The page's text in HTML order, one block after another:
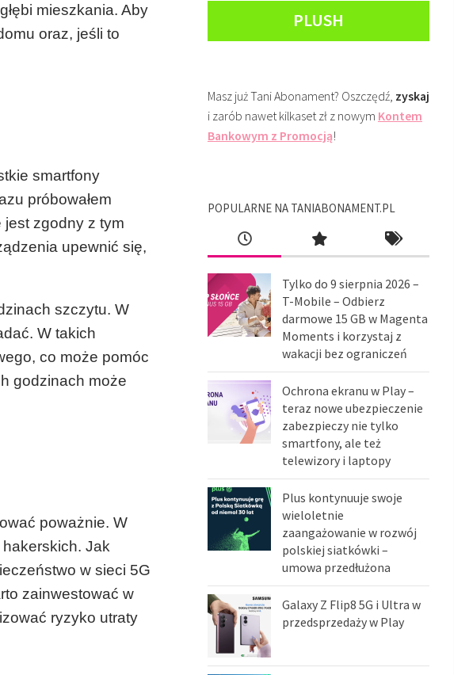
mieszkania. Aby
oraz, jeśli to
smartfony
próbowałem
zgodny z tym
upewnić się,
szczytu. W
W takich
co może pomóc
godzinach może
poważnie. W
Jak
w sieci 5G
zainwestować w
ryzyko utraty
PLUSH
Masz już Tani Abonament? Oszczędź, zyskaj
i zarób nawet kilkaset zł z nowym Kontem
Bankowym z Promocją!
POPULARNE NA TANIABONAMENT.PL
Tylko do 9 sierpnia 2026 –
T-Mobile – Odbierz
darmowe 15 GB w Magenta
Moments i korzystaj z
wakacji bez ograniczeń
Ochrona ekranu w Play –
teraz nowe ubezpieczenie
zabezpieczy nie tylko
smartfony, ale też
telewizory i laptopy
Plus kontynuuje swoje
wieloletnie
zaangażowanie w rozwój
polskiej siatkówki –
umowa przedłużona
Galaxy Z Flip8 5G i Ultra w
przedsprzedaży w Play